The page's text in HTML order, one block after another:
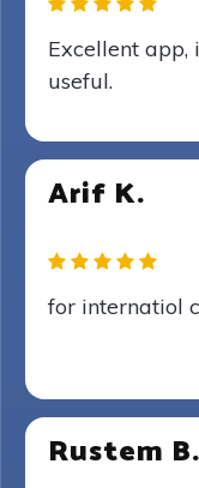
Excellent
useful.
Arif K.
for internatiol
Rustem B.